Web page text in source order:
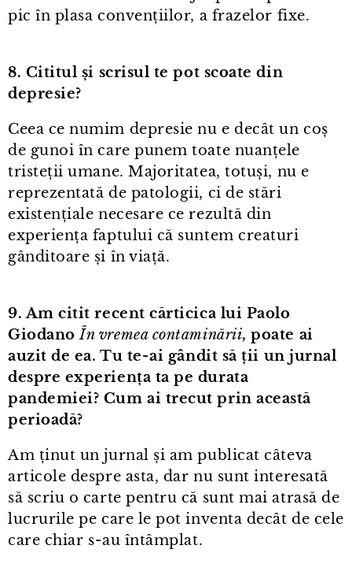
pic în plasa convențiilor, a frazelor fixe.
8. Cititul și scrisul te pot scoate din
depresie?
Ceea ce numim depresie nu e decât un coș
de gunoi în care punem toate nuanțele
tristeții umane. Majoritatea, totuși, nu e
reprezentată de patologii, ci de stări
existențiale necesare ce rezultă din
experiența faptului că suntem creaturi
gânditoare și în viață.
9. Am citit recent cărticica lui Paolo
Giodano În vremea contaminării, poate ai
auzit de ea. Tu te⁠-⁠ai gândit să ții un jurnal
despre experiența ta pe durata
pandemiei? Cum ai trecut prin această
perioadă?
Am ținut un jurnal și am publicat câteva
articole despre asta, dar nu sunt interesată
să scriu o carte pentru că sunt mai atrasă de
lucrurile pe care le pot inventa decât de cele
care chiar s⁠-⁠au întâmplat.